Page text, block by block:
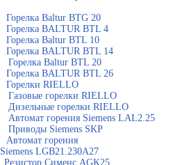
Горелка Baltur BTG 20
Горелка BALTUR BTL 4
Горелка Baltur BTL 10
Горелка BALTUR BTL 14
Горелка Baltur BTL 20
Горелка BALTUR BTL 26
Горелки RIELLO
Газовые горелки RIELLO
Дизельные горелки RIELLO
Автомат горения Siemens LAL2.25
Приводы Siemens SKP
Автомат горения
Siemens LGB21.230A27
Резистор Сименс AGK25